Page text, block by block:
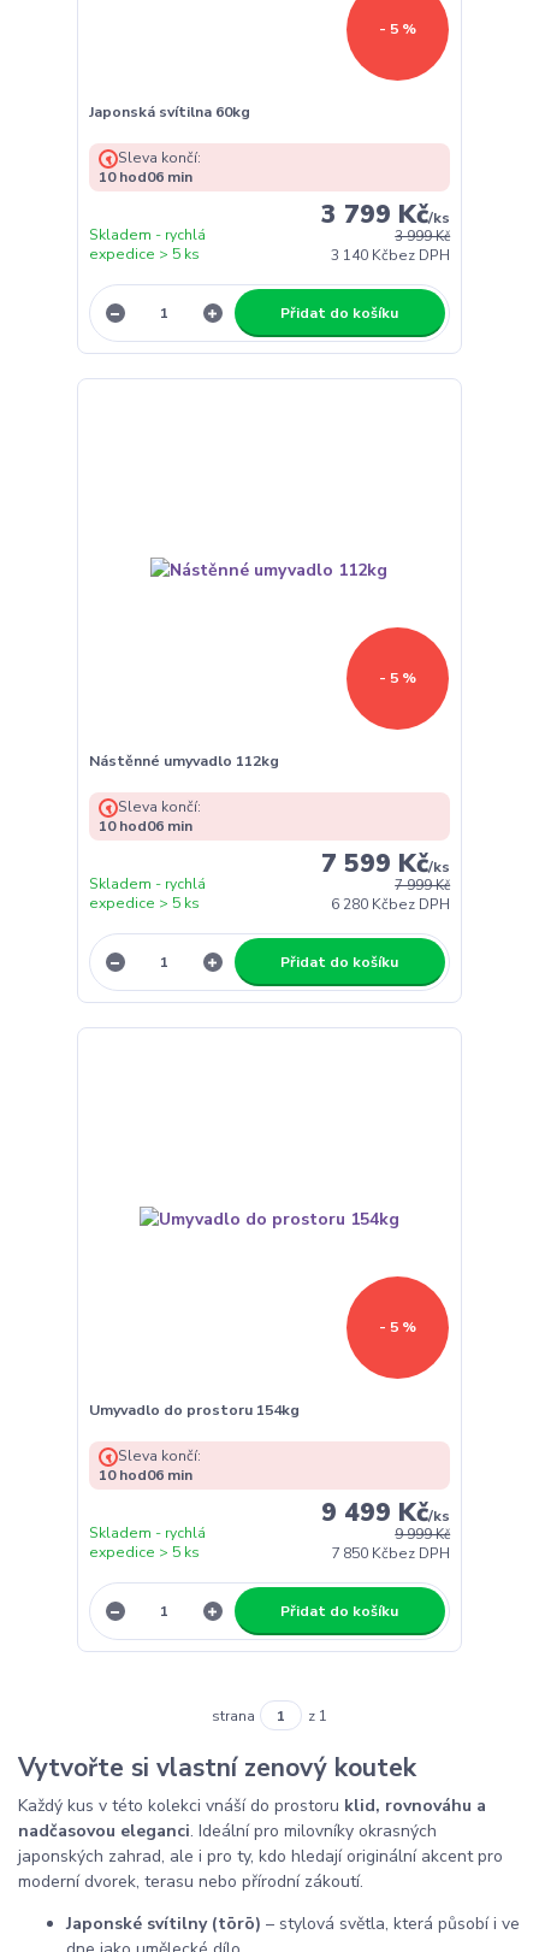
- 5 %
Japonská svítilna 60kg
3 999 Kč
3 799 Kč/ks
3 140 Kčbez DPH
Skladem - rychlá
expedice > 5 ks
Sleva končí:
10hod06 min
Přidat do košíku
- 5 %
Nástěnné umyvadlo 112kg
7 999 Kč
7 599 Kč/ks
6 280 Kčbez DPH
Skladem - rychlá
expedice > 5 ks
Sleva končí:
10hod06 min
Přidat do košíku
- 5 %
Umyvadlo do prostoru 154kg
9 999 Kč
9 499 Kč/ks
7 850 Kčbez DPH
Skladem - rychlá
expedice > 5 ks
Sleva končí:
10hod06 min
Přidat do košíku
strana z 1
Vytvořte si vlastní zenový koutek
Každý kus v této kolekci vnáší do prostoru klid, rovnováhu a
nadčasovou eleganci. Ideální pro milovníky okrasných
japonských zahrad, ale i pro ty, kdo hledají originální akcent pro
moderní dvorek, terasu nebo přírodní zákoutí.
Japonské svítilny (tōrō) – stylová světla, která působí i ve